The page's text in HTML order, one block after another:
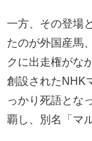
一方、その登場
たのが外国産馬
クに出走権がな
創設されたNHK
っかり死語とな
覇し、別名「マ